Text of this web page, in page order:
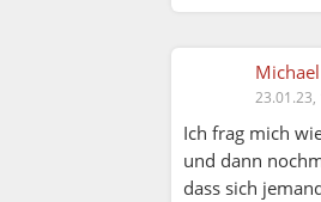
Michael
23.01.23,
Ich frag mich
und dann
dass sich